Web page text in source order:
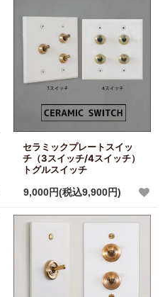
セラミックプレートスイッ
チ（3スイッチ/4スイッチ）
トグルスイッチ
9,000円(税込9,900円)